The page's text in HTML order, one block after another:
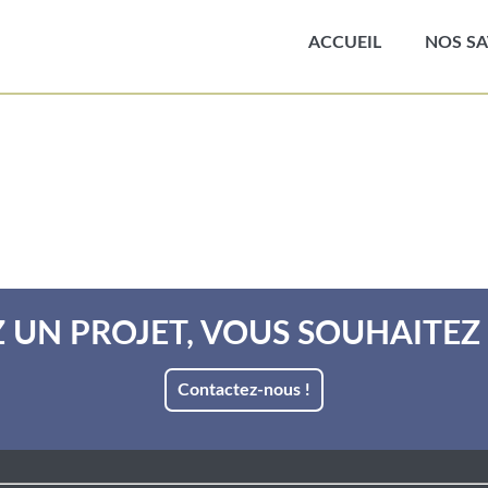
ACCUEIL NOS
UN PROJET, VOUS
Contactez-nous !